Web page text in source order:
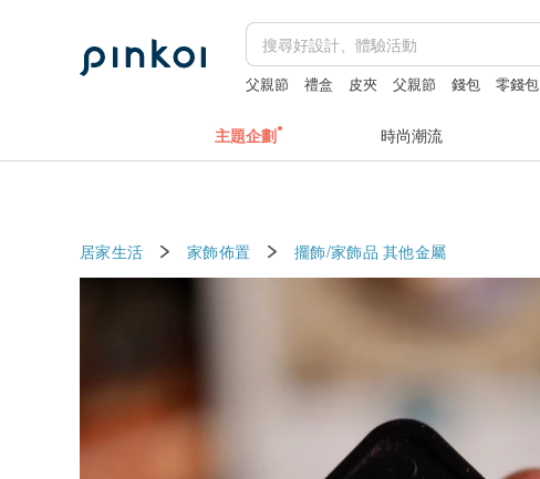
父親節 禮盒 皮夾 父親節 錢包 零錢包
主題企劃 時尚潮流
居家生活 家飾佈置 擺飾/家飾品 其他金屬